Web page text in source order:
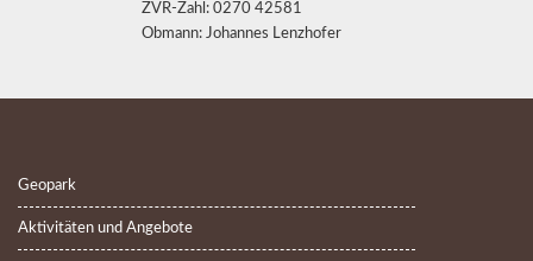
ZVR-Zahl: 0270 42581
Obmann: Johannes Lenzhofer
Geopark
Aktivitäten und Angebote